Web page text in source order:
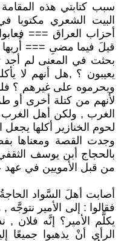
سبب كتابتي هذه
البيت الشعري مكتوبا
أحزاب العراق ===
قيلَ فيما مضىِ === أُريها
بحثت في المعنى لم أجد
يعيبون ؟ ,هل أنهم لا
ويحرموه على غيرهم ؟
لأنهم من كتلة أخرى أو
الغرب , ولكن أهل الغرب
لحوم الخنازير أكلها
وجدت القصة ومعناها
بالحجاج أبن يوسف
من قبل الأمويين في عهد
أصابت أهلَ السَّواد
فقالوا : إلى الأمير
يكلَّم الأمير؟ إنَّه فلان
الرأي أنْ يذهبوا